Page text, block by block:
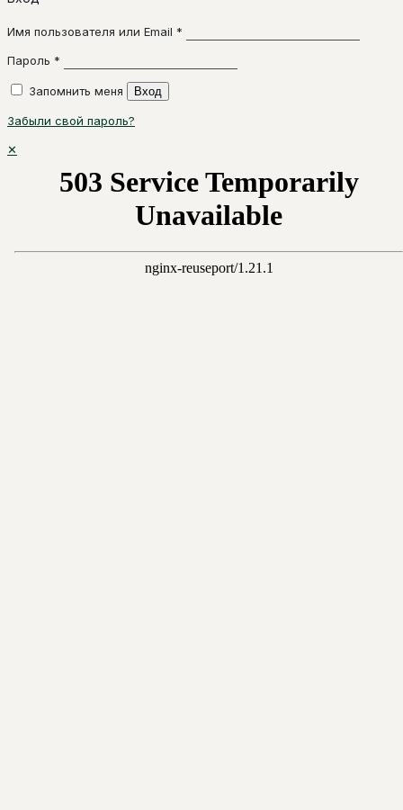
Имя пользователя или Email *
Пароль *
Запомнить меня Вход
Забыли свой пароль?
✕